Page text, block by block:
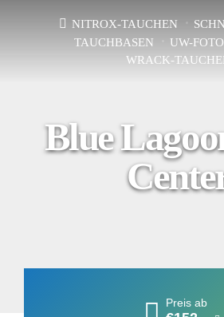
NITROX-TAUCHEN
TAUCHBASEN
UW-
WRACK-
Blue
Preis ab